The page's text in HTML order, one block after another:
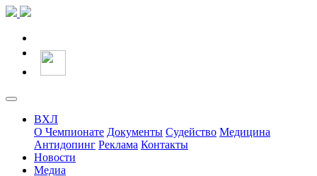
ВХЛ
О Чемпионате Документы Судейство Медицина
Антидопинг Реклама Контакты
Новости
Медиа